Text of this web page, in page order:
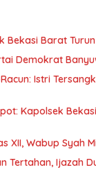
Bekasi Barat
Demokrat
Istri
Kapolsek
XII, Wabup Syah
Tertahan, Ijazah